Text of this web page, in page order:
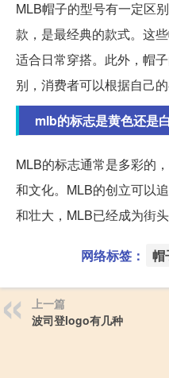
MLB帽子的型号有一定区
款，是最经典的款式。这
适合日常穿搭。此外，帽
别，消费者可以根据自己的
mlb的标志是黄色还是
MLB的标志通常是多彩的
和文化。MLB的创立可以
和壮大，MLB已经成为街
网络标签： 帽
上一篇
波司登logo有几种